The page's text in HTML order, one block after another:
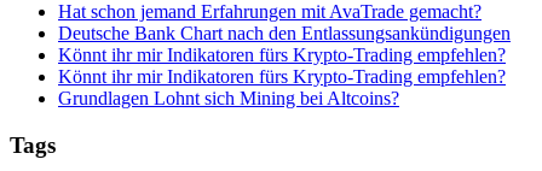
Hat schon jemand Erfahrungen mit AvaTrade gemacht?
Deutsche Bank Chart nach den Entlassungsankündigungen
Könnt ihr mir Indikatoren fürs Krypto-Trading empfehlen?
Könnt ihr mir Indikatoren fürs Krypto-Trading empfehlen?
Grundlagen Lohnt sich Mining bei Altcoins?
Tags